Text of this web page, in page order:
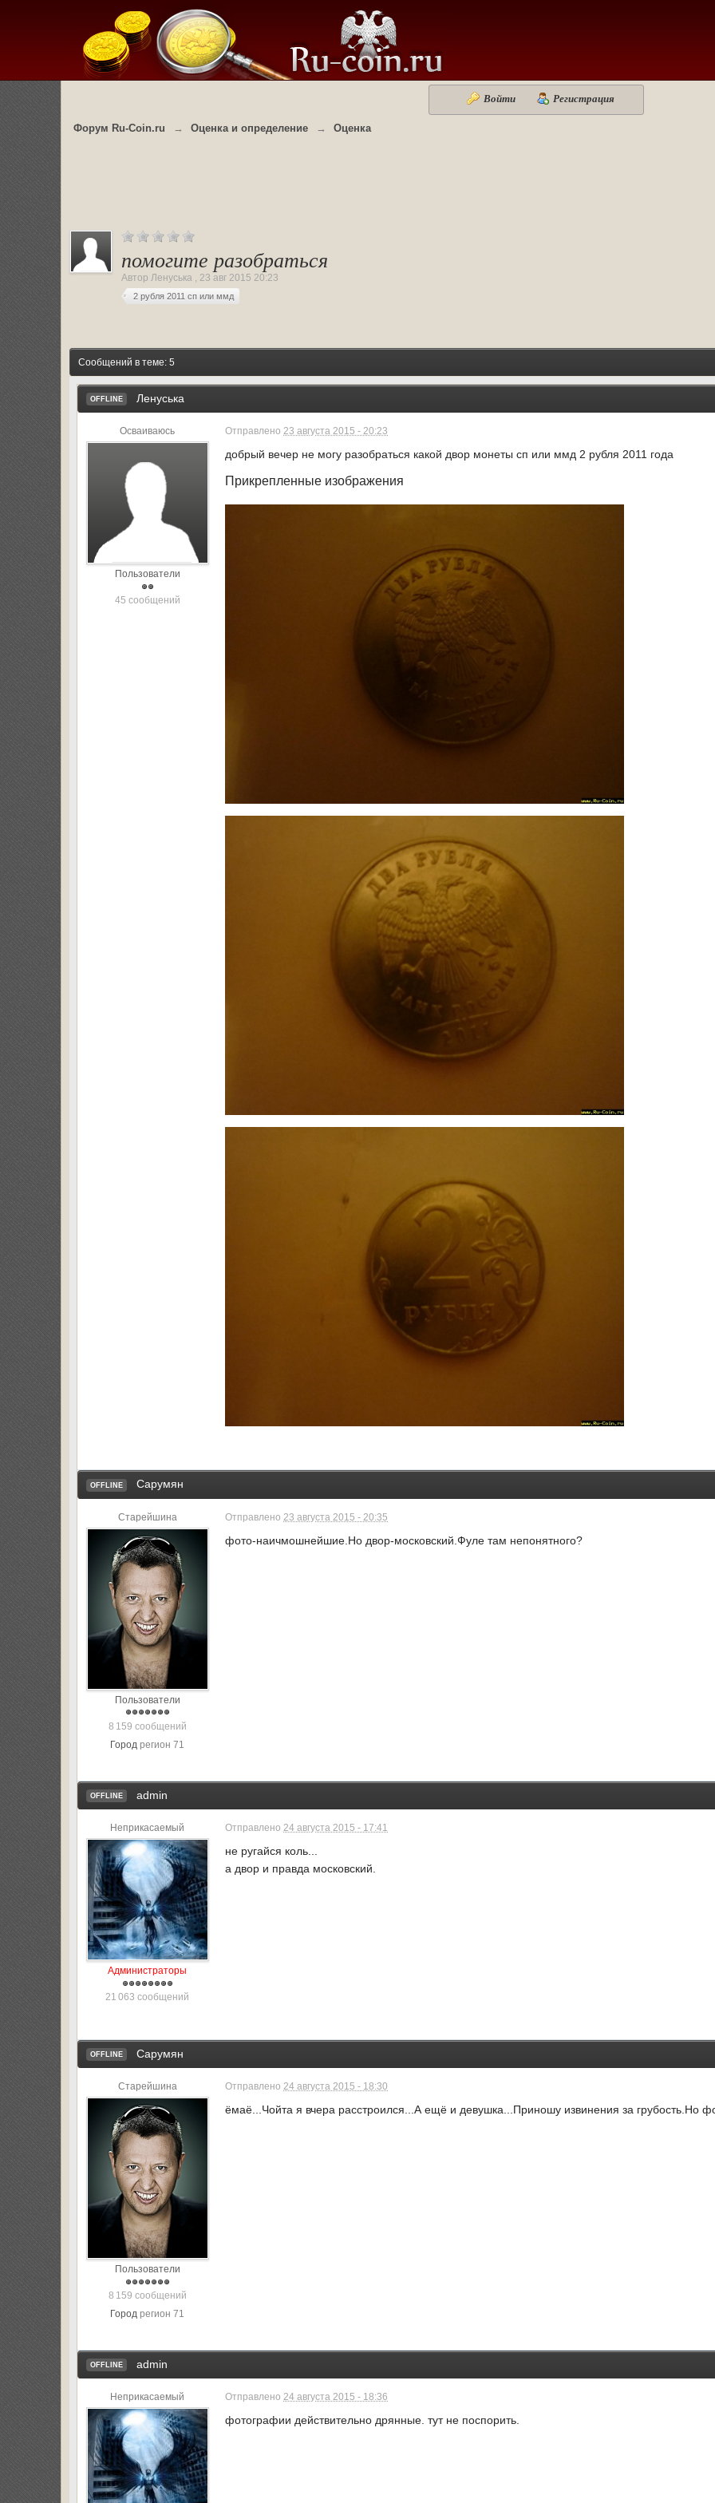
Войти Регистрация
Форум Ru-Coin.ru → Оценка и определение → Оценка
помогите разобраться
АвторЛенуська , 23 авг 2015 20:23
2 рубля 2011 сп или ммд
Сообщений в теме: 5
OFFLINE Ленуська
Осваиваюсь
Пользователи
45 сообщений
Отправлено23 августа 2015 - 20:23
добрый вечер не могу разобраться какой двор монеты сп или ммд 2 рубля 2011 года
Прикрепленные изображения
OFFLINE Сарумян
Старейшина
Пользователи
8 159 сообщений
Город регион 71
Отправлено 23 августа 2015 - 20:35
фото-наичмошнейшие.Но двор-московский.Фуле там непонятного?
OFFLINE admin
Неприкасаемый
Администраторы
21 063 сообщений
Отправлено24 августа 2015 - 17:41
не ругайся коль...
а двор и правда московский.
OFFLINE Сарумян
Старейшина
Пользователи
8 159 сообщений
Город регион 71
Отправлено24 августа 2015 - 18:30
ёмаё...Чойта я вчера расстроился...А ещё и девушка...Приношу извинения за грубость.Но
OFFLINE admin
Неприкасаемый Отправлено24 августа 2015 - 18:36
фотографии действительно дрянные. тут не поспорить.